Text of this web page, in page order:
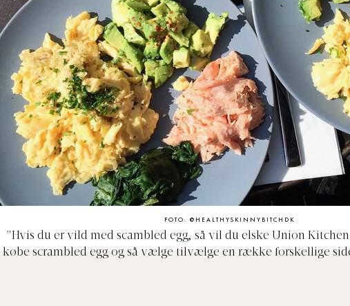
FOTO: @HEALTHYSKINNYBITCHDK
"Hvis du er vild med scambled egg, så vil du elske Union
købe scrambled egg og så vælge tilvælge en række forskellige
bacon og brunchpølser til spinat og avokado. Så kan du selv
The Union Kitchen, Store